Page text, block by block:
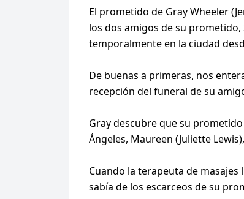
El prometido de Gray Wheeler
los dos amigos de su prometido,
temporalmente en la ciudad
De buenas a primeras, nos
recepción del funeral de su
Gray descubre que su
Ángeles, Maureen (Juliette
Cuando la terapeuta de
sabía de los escarceos de su